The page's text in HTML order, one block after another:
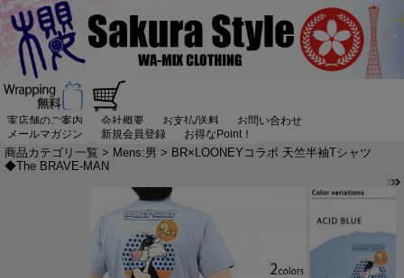
実店舗のご案内 会社概要 お支払/送料
お問い合わせ
メールマガジン
新規会員登録 お得なPoint！
商品カテゴリ一覧 > Mens:男 > BR×LOONEYコラボ 天竺半袖Tシャツ
◆The BRAVE-MAN